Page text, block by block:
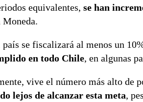
equivalentes, se han
se fiscalizará al menos un
en todo Chile, en algunas
vive el número más alto de
lejos de alcanzar esta meta,